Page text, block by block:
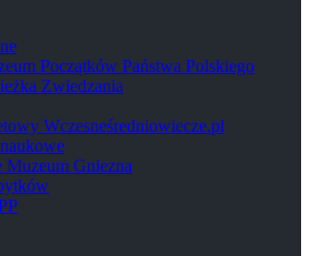
Początków Państwa Polskiego
Zwiedzania
Wczesneśredniowiecze.pl
Muzeum Gniezna